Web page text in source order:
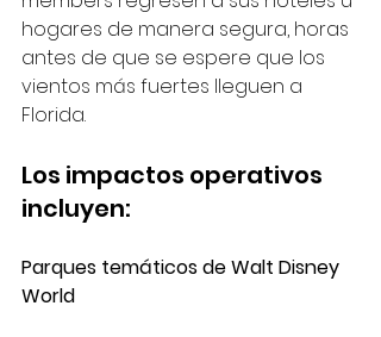
hogares de manera segura, horas
antes de que se espere que los
vientos más fuertes lleguen a
Florida.
Los impactos operativos
incluyen:
Parques temáticos de Walt Disney
World